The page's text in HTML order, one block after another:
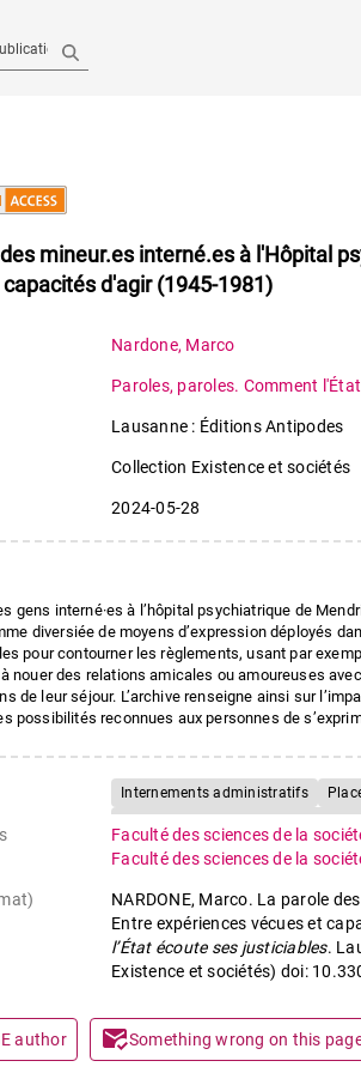
mineur.es interné.es à l'Hôpital
d'agir (1945-1981)
Nardone, Marco
Paroles, paroles. Comment
Lausanne : Éditions Antipodes
Collection Existence et sociétés
2024-05-28
gens interné·es à l’hôpital psychiatrique de
diversi­ée de moyens d’expression déployés
pour contourner les règlements, usant par
nouer des relations amicales ou amoureuses
de leur séjour. L’archive renseigne ainsi sur
possibilités reconnues aux personnes de
Internements administratifs
Agency
Sociologie historique
Faculté des sciences de la
Faculté des sciences de la
NARDONE, Marco. La parole
Entre expériences vécues et
l’État écoute ses justiciables.
Existence et sociétés) doi:
author mark_email_readSomething wrong on this